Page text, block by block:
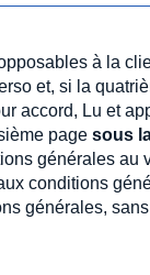
à la
et, si la
accord, Lu et
page sous
générales au
conditions
générales,